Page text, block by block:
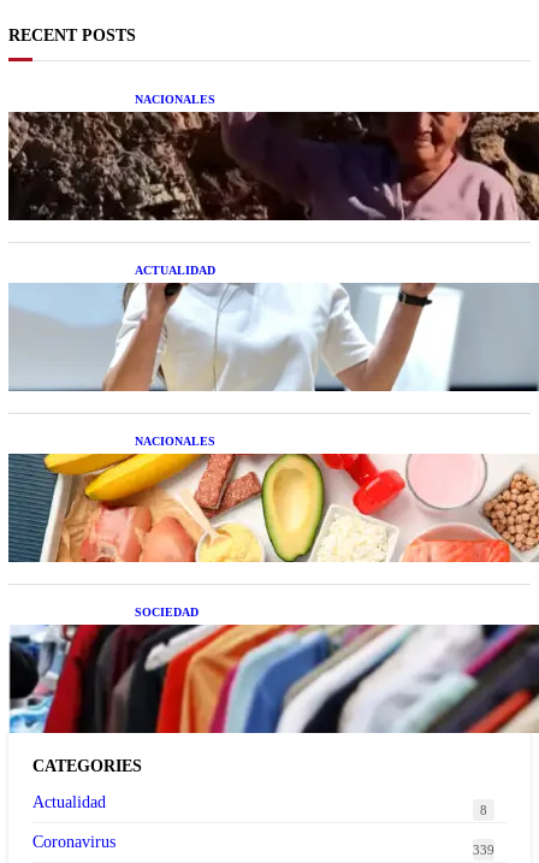
RECENT POSTS
NACIONALES
Una mujer asegura haber peleado con un
extraterrestre cuerpo a cuerpo
ACTUALIDAD
La startup creada por una salteña que busca
resolver el estrés financiero en Latinoamérica
NACIONALES
Nutrición inteligente: Cinco superalimentos de
temporada que deberías sumar a tu dieta este mes
SOCIEDAD
Las grandes marcas globales se suman a la
tendencia de la ropa de segunda mano premium
CATEGORIES
Actualidad
8
Coronavirus 339